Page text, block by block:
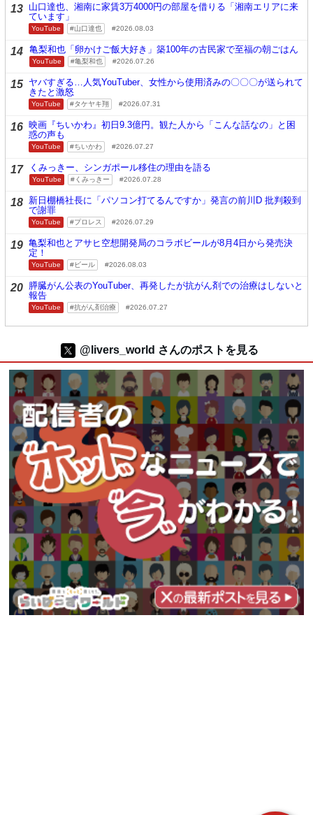
13 山口達也、湘南に家賃3万4000円の部屋を借りる「湘南エリアに来
ています」
YouTube 山口達也 2026.08.03
14 亀梨和也「卵かけご飯大好き」築100年の古民家で至福の朝ごはん
YouTube 亀梨和也 2026.07.26
15 ヤバすぎる…人気YouTuber、女性から使用済みの〇〇〇が送られて
きたと激怒
YouTube タケヤキ翔 2026.07.31
16 映画『ちいかわ』初日9.3億円。観た人から「こんな話なの」と困
惑の声も
YouTube ちいかわ 2026.07.27
17 くみっきー、シンガポール移住の理由を語る
YouTube くみっきー 2026.07.28
18 新日棚橋社長に「パソコン打てるんですか」発言の前川D 批判殺到
で謝罪
YouTube プロレス 2026.07.29
19 亀梨和也とアサヒ空想開発局のコラボビールが8月4日から発売決
定！
YouTube ビール 2026.08.03
20 膵臓がん公表のYouTuber、再発したが抗がん剤での治療はしないと
報告
YouTube 抗がん剤治療 2026.07.27
@livers_world さんのポストを見る